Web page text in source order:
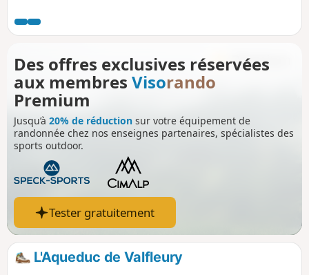
du parcours, une magnifique vue sur les Alpes s'offrira à
vous.
Des offres exclusives réservées
aux membres Visorando
Premium
Jusqu’à 20% de réduction sur votre équipement de
randonnée chez nos enseignes partenaires, spécialistes des
sports outdoor.
Tester gratuitement
L'Aqueduc de Valfleury